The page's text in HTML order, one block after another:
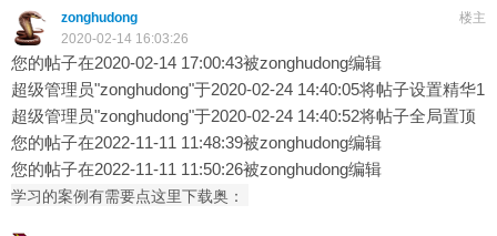
楼主
zonghudong
2020-02-14 16:03:26
您的帖子在2020-02-14 17:00:43被zonghudong编辑
超级管理员"zonghudong"于2020-02-24 14:40:05将帖子设置精华1
超级管理员"zonghudong"于2020-02-24 14:40:52将帖子全局置顶
您的帖子在2022-11-11 11:48:39被zonghudong编辑
您的帖子在2022-11-11 11:50:26被zonghudong编辑
学习的案例有需要点这里下载奥：